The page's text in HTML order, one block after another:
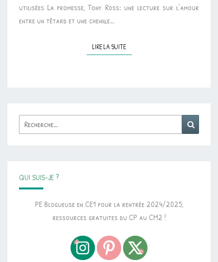
utilisées La promesse, Tony Ross: une lecture sur l’amour
entre un têtard et une chenille…
LIRE LA SUITELIRE LA SUITE
Rechercher :
QUI SUIS-JE ?
PE Blogueuse en CE1 pour la rentrée 2024/2025,
ressources gratuites du CP au CM2 !